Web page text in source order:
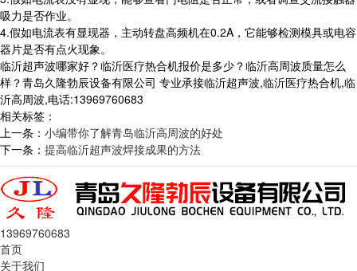
吸力是否作业。
4.假如电流表有显现器，主动转盘高频机在0.2A，它能够检测模具或电容
器片是否有点火现象。
临沂超声波哪家好？临沂医疗热合机报价是多少？临沂高周波质量怎么
样？青岛久隆勃辰设备有限公司 专业承接临沂超声波,临沂医疗热合机,临
沂高周波,电话:13969760683
相关标签：
上一条： 小编带你了解青岛临沂高周波的好处
下一条： 提高临沂超声波焊接成果的方法
13969760683
首页
关于我们